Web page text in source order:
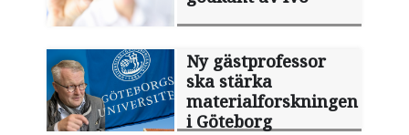
Ny gästprofessor
ska stärka
materialforskningen
i Göteborg